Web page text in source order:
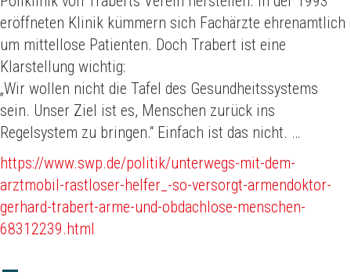
eröffneten Klinik kümmern sich Fachärzte ehrenamtlich
um mittellose Patienten. Doch Trabert ist eine
Klarstellung wichtig:
„Wir wollen nicht die Tafel des Gesundheitssystems
sein. Unser Ziel ist es, Menschen zurück ins
Regelsystem zu bringen.“ Einfach ist das nicht. …
https://www.swp.de/politik/unterwegs-mit-dem-
arztmobil-rastloser-helfer_-so-versorgt-armendoktor-
gerhard-trabert-arme-und-obdachlose-menschen-
68312239.html